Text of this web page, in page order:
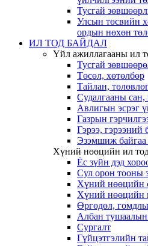
Тусгай
Улсын төсвийн
ордын нөхөн
ИЛ ТОД БАЙДАЛ
Үйл ажиллагааны ил
Тусгай
Төсөл, хөтөлбөр
Тайлан,
Судалгааны сан,
Авлигын эсрэг
Газрын
Гэрээ, гэрээний
Эзэмшиж
Хүний нөөцийн ил
Ёс зүйн дэд
Сул орон тооны
Хүний нөөцийн
Хүний нөөцийн
Өргөдөл,
Албан тушаалын
Сургалт
Гүйцэтгэлийн